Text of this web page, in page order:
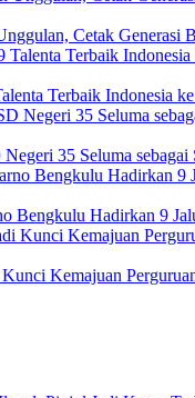
Cetak Generasi
Terbaik Indonesia
35 Seluma
Bengkulu Hadirkan 9
Kemajuan